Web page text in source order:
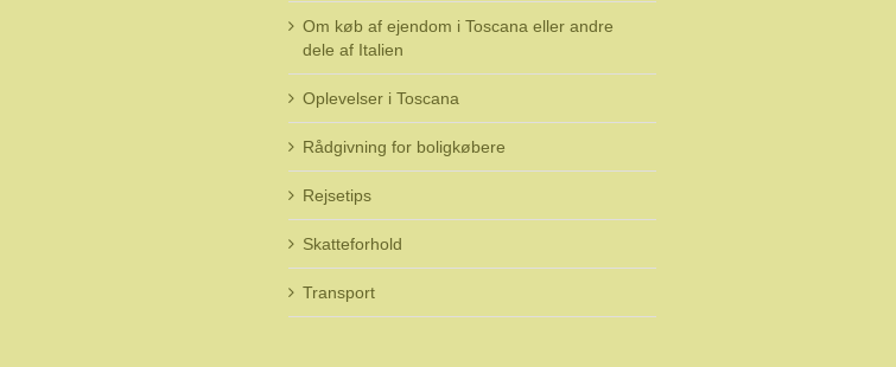
Om køb af ejendom i Toscana eller andre
dele af Italien
Oplevelser i Toscana
Rådgivning for boligkøbere
Rejsetips
Skatteforhold
Transport